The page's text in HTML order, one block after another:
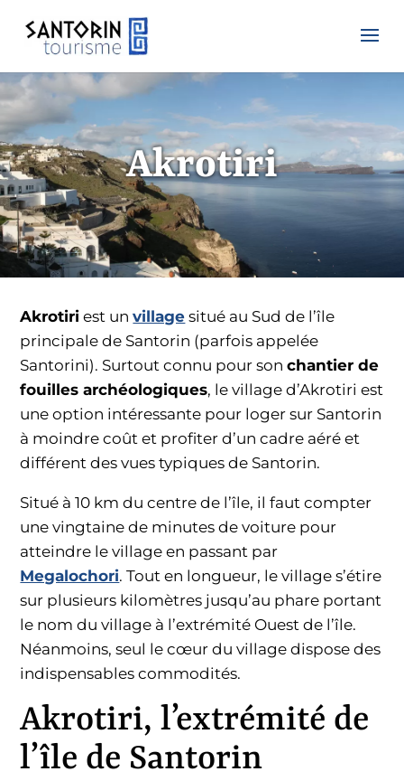
Akrotiri
Akrotiri est unvillage situé au Sud de l’île
principale de Santorin (parfois appelée
Santorini). Surtout connu pour sonchantier de
fouilles archéologiques, le village d’Akrotiri est
une option intéressante pour loger sur Santorin
à moindre coût et profiter d’un cadre aéré et
différent des vues typiques de Santorin.
Situé à 10 km du centre de l’île, il faut compter
une vingtaine de minutes de voiture pour
atteindre le village en passant par
Megalochori. Tout en longueur, le village s’étire
sur plusieurs kilomètres jusqu’au phare portant
le nom du village à l’extrémité Ouest de l’île.
Néanmoins, seul le cœur du village dispose des
indispensables commodités.
Akrotiri, l’extrémité de
l’île de Santorin